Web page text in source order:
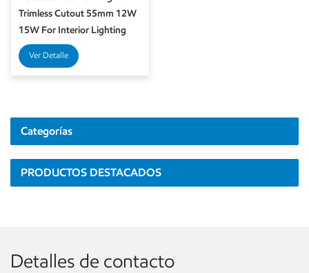
Trimless Cutout 55mm 12W
15W For Interior Lighting
Solution
Ver Detalle
Categorías
PRODUCTOS DESTACADOS
Detalles de contacto